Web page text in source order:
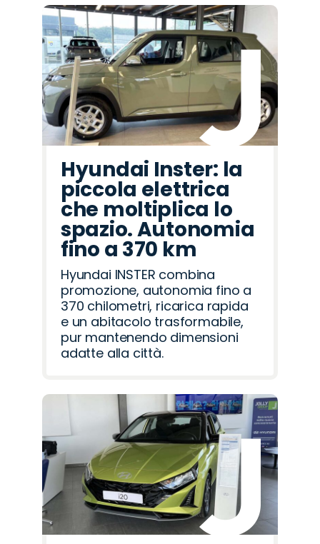
Hyundai Inster: la
piccola elettrica
che moltiplica lo
spazio. Autonomia
fino a 370 km
Hyundai INSTER combina
promozione, autonomia fino a
370 chilometri, ricarica rapida
e un abitacolo trasformabile,
pur mantenendo dimensioni
adatte alla città.